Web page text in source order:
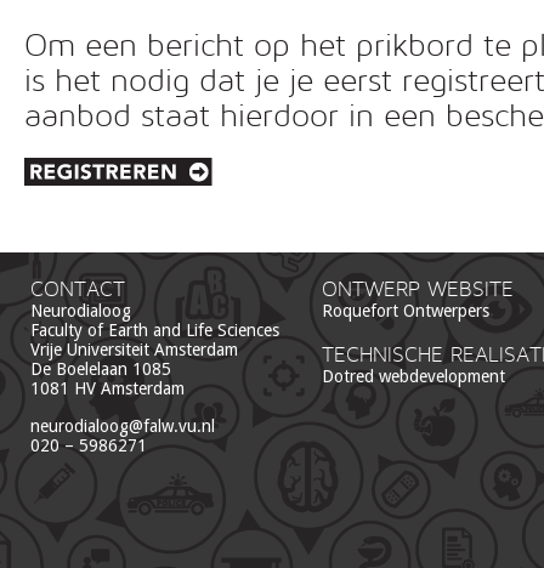
Om een bericht op het prikbord te
is het nodig dat je je eerst
aanbod staat hierdoor in een
CONTACT
Neurodialoog
Faculty of Earth and Life Sciences
Vrije Universiteit Amsterdam
De Boelelaan 1085
1081 HV Amsterdam
neurodialoog@falw.vu.nl
020 – 5986271
ONTWERP WEBSITE
Roquefort Ontwerpers
TECHNISCHE
Dotred webdevelopment